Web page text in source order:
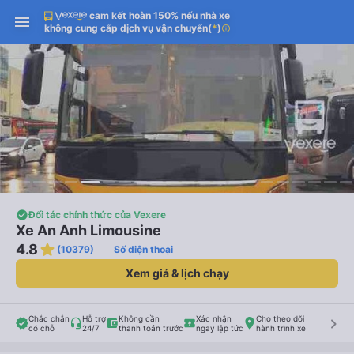
cam kết hoàn 150% nếu nhà xe
không cung cấp dịch vụ vận chuyển(*)info
Đối tác chính thức của Vexere
Xe An Anh Limousine
4.8
(10379) Số điện thoại
Xem giá & lịch chạy
Chắc chắn
có chỗ
Hỗ trợ
24/7
Không cần
thanh toán trước
Xác nhận
ngay lập tức
Cho theo dõi
hành trình xe
keyboard_arrow_right